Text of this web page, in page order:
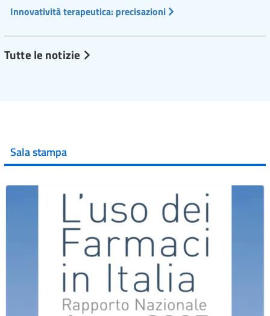
Innovatività terapeutica: precisazioni
Tutte le notizie
Sala stampa